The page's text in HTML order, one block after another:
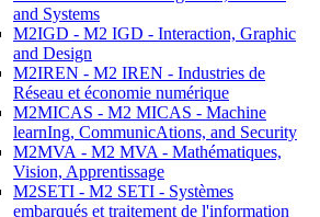
and Systems
M2IGD - M2 IGD - Interaction, Graphic
and Design
M2IREN - M2 IREN - Industries de
Réseau et économie numérique
M2MICAS - M2 MICAS - Machine
learnIng, CommunicAtions, and Security
M2MVA - M2 MVA - Mathématiques,
Vision, Apprentissage
M2SETI - M2 SETI - Systèmes
embarqués et traitement de l'information